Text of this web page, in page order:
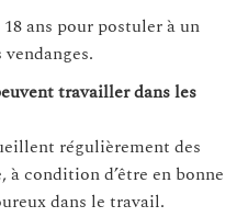
ans pour postuler à un
travailler dans les
régulièrement des
à condition d’être en bonne
dans le travail.